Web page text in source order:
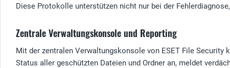
Diese Protokolle unterstützen nicht nur bei der
Zentrale Verwaltungskonsole und Reporting
Mit der zentralen Verwaltungskonsole von ESET File
Status aller geschützten Dateien und Ordner an, meldet